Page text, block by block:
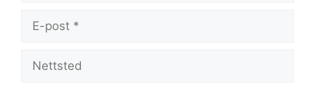
Nettsted